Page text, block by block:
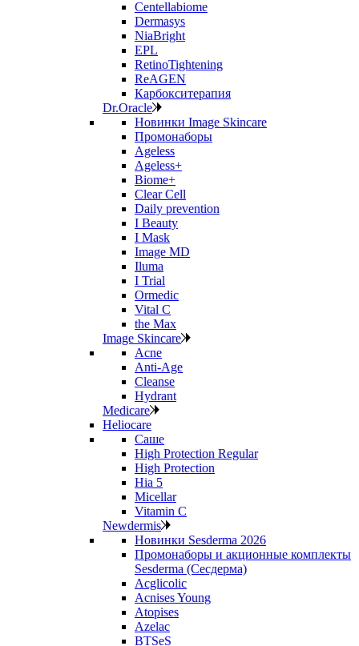
Centellabiome
Dermasys
NiaBright
EPL
RetinoTightening
ReAGEN
Карбокситерапия
Dr.Oracle
Новинки Image Skincare
Промонаборы
Ageless
Ageless+
Biome+
Clear Cell
Daily prevention
I Beauty
I Mask
Image MD
Iluma
I Trial
Ormedic
Vital C
the Max
Image Skincare
Acne
Anti‑Age
Cleanse
Hydrant
Medicare
Heliocare
Саше
High Protection Regular
High Protection
Hia 5
Micellar
Vitamin C
Newdermis
Новинки Sesderma 2026
Промонаборы и акционные комплекты
Sesderma (Сесдерма)
Acglicolic
Acnises Young
Atopises
Azelac
BTSeS